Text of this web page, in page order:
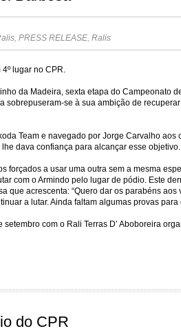
, PRESS RELEASE, Ralis
lugar no CPR.
da Madeira, sexta etapa do Campeonato
se à sua ambição de
Team e navegado por Jorge Carvalho
dava confiança para alcançar esse
forçados a usar uma outra sem a mesma
com o Armindo pelo lugar de pódio. Este
que acrescenta: “Quero dar os parabéns
a lutar. Ainda faltam algumas provas para
com o Rali Terras D’ Aboboreira
do CPR